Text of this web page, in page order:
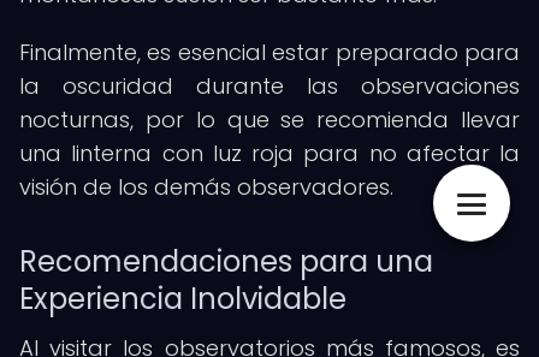
Finalmente, es esencial estar preparado para
la oscuridad durante las observaciones
nocturnas, por lo que se recomienda llevar
una linterna con luz roja para no afectar la
visión de los demás observadores.
Recomendaciones para una
Experiencia Inolvidable
Al visitar los observatorios más famosos, es